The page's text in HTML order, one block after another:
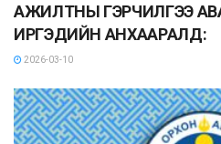
АЖИЛТНЫ ГЭРЧИЛГЭЭ
ИРГЭДИЙН АНХААРАЛД:
2026-03-10